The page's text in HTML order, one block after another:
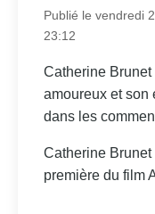
Publié le vendredi
23:12
Catherine
amoureux et son
dans les
Catherine
première du film